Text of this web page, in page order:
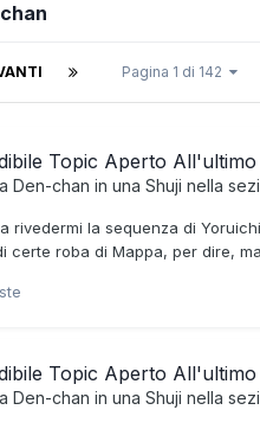
Pagina 1 di 142
Topic Aperto All'ultimo
Den-chan in una Shuji nella
rivedermi la sequenza di
certe roba di Mappa, per dire,
Topic Aperto All'ultimo
Den-chan in una Shuji nella